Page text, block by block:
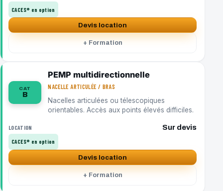
CACES® en option
Devis location
+ Formation
CAT
B
PEMP multidirectionnelle
NACELLE ARTICULÉE / BRAS
Nacelles articulées ou télescopiques
orientables. Accès aux points élevés difficiles.
LOCATION Sur devis
CACES® en option
Devis location
+ Formation